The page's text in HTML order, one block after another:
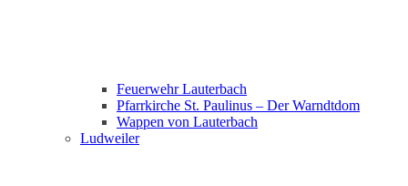
Feuerwehr Lauterbach
Pfarrkirche St. Paulinus – Der Warndtdom
Wappen von Lauterbach
Ludweiler